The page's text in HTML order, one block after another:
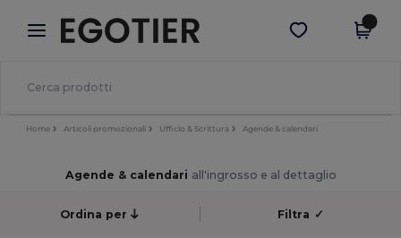
× App Egotier
Prezzi migliori sull'app!
Scarica app
Home Articoli promozionali Ufficio & Scrittura Agende & calendari
Agende & calendari all'ingrosso e al dettaglio
Ordina per Filtra ✓